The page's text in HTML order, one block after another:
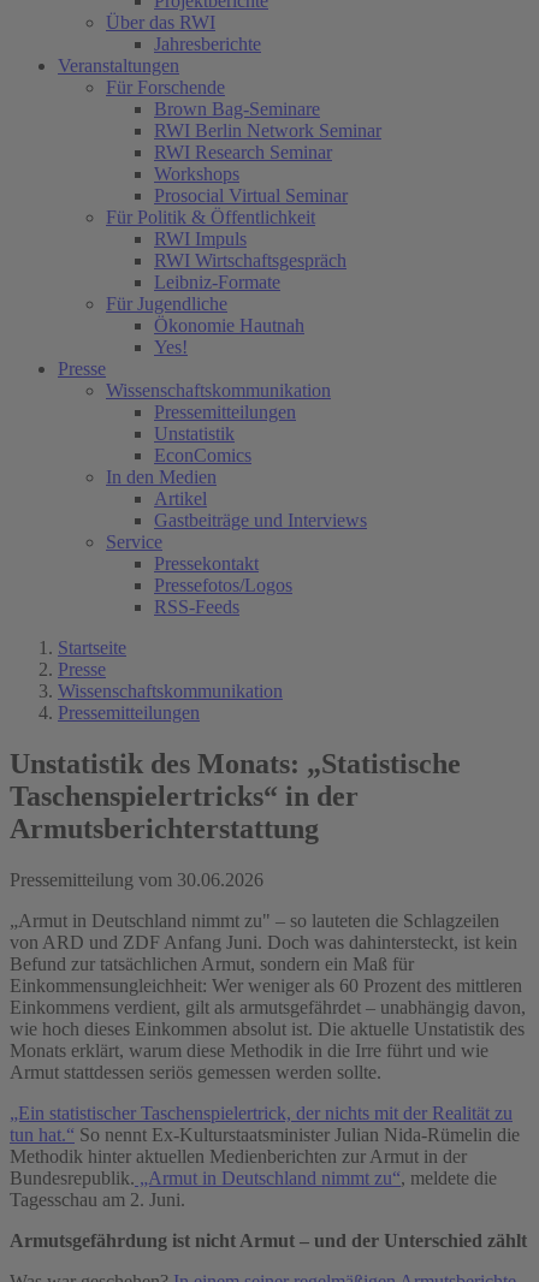
Über das RWI
Jahresberichte
Veranstaltungen
Für Forschende
Brown Bag-Seminare
RWI Berlin Network Seminar
RWI Research Seminar
Workshops
Prosocial Virtual Seminar
Für Politik & Öffentlichkeit
RWI Impuls
RWI Wirtschaftsgespräch
Leibniz-Formate
Für Jugendliche
Ökonomie Hautnah
Yes!
Presse
Wissenschaftskommunikation
Pressemitteilungen
Unstatistik
EconComics
In den Medien
Artikel
Gastbeiträge und Interviews
Service
Pressekontakt
Pressefotos/Logos
RSS-Feeds
Startseite
Presse
Wissenschaftskommunikation
Pressemitteilungen
Unstatistik des Monats: „Statistische
Taschenspielertricks“ in der
Armutsberichterstattung
Pressemitteilung vom 30.06.2026
„Armut in Deutschland nimmt zu" – so lauteten die Schlagzeilen
von ARD und ZDF Anfang Juni. Doch was dahintersteckt, ist kein
Befund zur tatsächlichen Armut, sondern ein Maß für
Einkommensungleichheit: Wer weniger als 60 Prozent des mittleren
Einkommens verdient, gilt als armutsgefährdet – unabhängig davon,
wie hoch dieses Einkommen absolut ist. Die aktuelle Unstatistik des
Monats erklärt, warum diese Methodik in die Irre führt und wie
Armut stattdessen seriös gemessen werden sollte.
„Ein statistischer Taschenspielertrick, der nichts mit der Realität zu
tun hat.“ So nennt Ex-Kulturstaatsminister Julian Nida-Rümelin die
Methodik hinter aktuellen Medienberichten zur Armut in der
Bundesrepublik. „Armut in Deutschland nimmt zu“, meldete die
Tagesschau am 2. Juni.
Armutsgefährdung ist nicht Armut – und der Unterschied zählt